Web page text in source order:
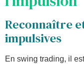
Reconnaître
impulsives
En swing trading, il